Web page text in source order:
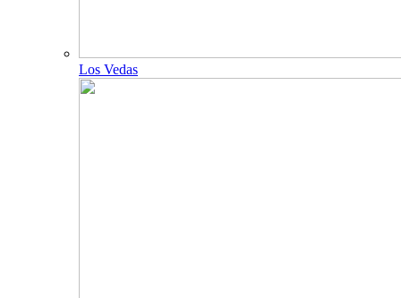
Los Vedas